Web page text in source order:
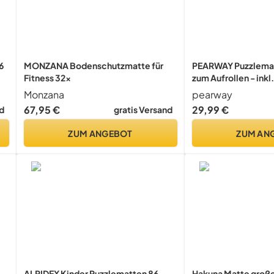
MONZANA Bodenschutzmatte für
Fitness 32x
Monzana
67,95 €
gratis Versand
ZUM ANGEBOT
PEARWAY
zum Aufrollen -
rauem Filz - Puzzle
Puzzleunterlage -
pearway
29,99 €
ZUM